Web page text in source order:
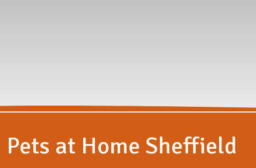
Pets at Home Sheffield